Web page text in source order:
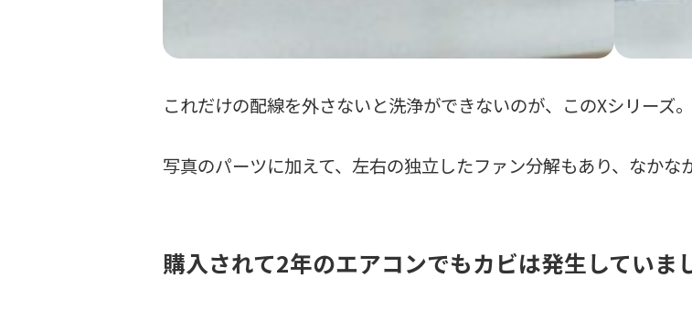
これだけの配線を外さないと洗浄ができないのが、このXシリーズ。
写真のパーツに加えて、左右の独立したファン分解もあり、なかな
購入されて2年のエアコンでもカビは発生していま